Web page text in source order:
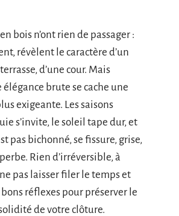
bois n’ont rien de passager :
révèlent le caractère d’un
d’une cour. Mais
brute se cache une
exigeante. Les saisons
s’invite, le soleil tape dur, et
pas bichonné, se fissure, grise,
Rien d’irréversible, à
pas laisser filer le temps et
réflexes pour préserver le
de votre clôture.